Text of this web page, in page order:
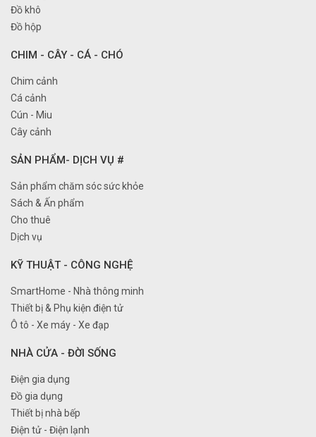
Đồ khô
Đồ hộp
CHIM - CÂY - CÁ - CHÓ
Chim cảnh
Cá cảnh
Cún - Miu
Cây cảnh
SẢN PHẨM- DỊCH VỤ #
Sản phẩm chăm sóc sức khỏe
Sách & Ấn phẩm
Cho thuê
Dịch vụ
KỸ THUẬT - CÔNG NGHỆ
SmartHome - Nhà thông minh
Thiết bị & Phụ kiện điện tử
Ô tô - Xe máy - Xe đạp
NHÀ CỬA - ĐỜI SỐNG
Điện gia dụng
Đồ gia dụng
Thiết bị nhà bếp
Điện tử - Điện lạnh